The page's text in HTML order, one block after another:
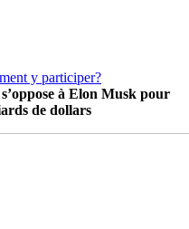
à Elon Musk pour
de dollars